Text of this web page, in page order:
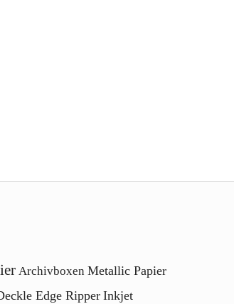
Archivboxen Metallic Papier
Edge Ripper Inkjet